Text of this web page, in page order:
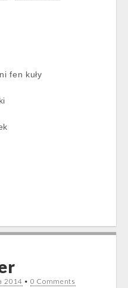
fen kuły
2014 • 0 Comments